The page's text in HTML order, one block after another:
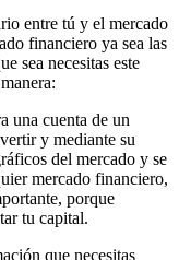
entre tú y el mercado
financiero ya sea las
sea necesitas este
una cuenta de un
y mediante su
del mercado y se
mercado financiero,
porque
tu capital.
que necesitas